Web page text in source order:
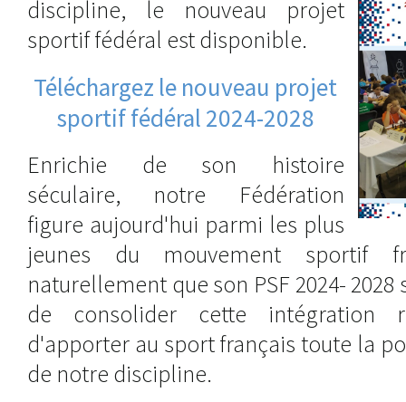
discipline, le nouveau projet
sportif fédéral est disponible.
Téléchargez le nouveau projet
sportif fédéral 2024-2028
Enrichie de son histoire
séculaire, notre Fédération
figure aujourd'hui parmi les plus
jeunes du mouvement sportif
naturellement que son PSF 2024-
de consolider cette intégration
d'apporter au sport français toute la
de notre discipline.